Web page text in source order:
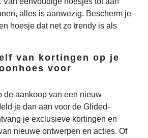
alles is aanwezig. Bescherm je
hoesje dat net zo trendy is als
van kortingen op je
voor
de aankoop van een nieuw
je dan aan voor de Glided-
je exclusieve kortingen en
nieuwe ontwerpen en acties. Of